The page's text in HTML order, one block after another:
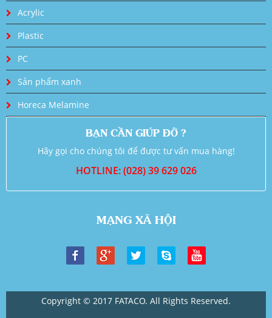
Acrylic
Plastic
PC
Sản phẩm xanh
Horeca Melamine
BẠN CẦN GIÚP ĐỠ ?
Hãy gọi cho chúng tôi để được tư vấn mua hàng!
HOTLINE: (028) 39 629 026
MẠNG XÃ HỘI
Copyright © 2017 FATACO. All Rights Reserved.